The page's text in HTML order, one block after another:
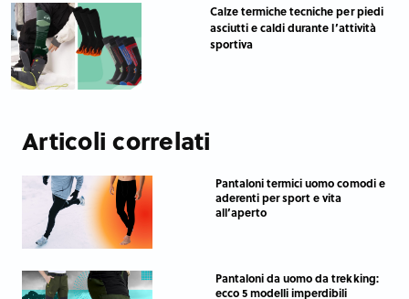
Calze termiche tecniche per piedi
asciutti e caldi durante l’attività
sportiva
Articoli correlati
Pantaloni termici uomo comodi e
aderenti per sport e vita
all’aperto
Pantaloni da uomo da trekking:
ecco 5 modelli imperdibili